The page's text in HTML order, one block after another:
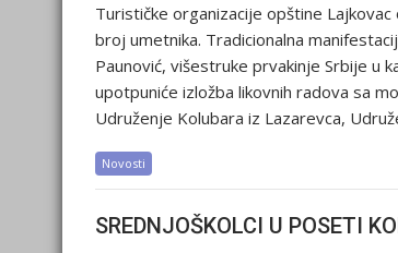
Turističke organizacije opštine
broj umetnika. Tradicionalna
Paunović, višestruke prvakinje Srbije u
upotpuniće izložba likovnih radova sa
Udruženje Kolubara iz Lazarevca,
Novosti
SREDNJOŠKOLCI U POSETI